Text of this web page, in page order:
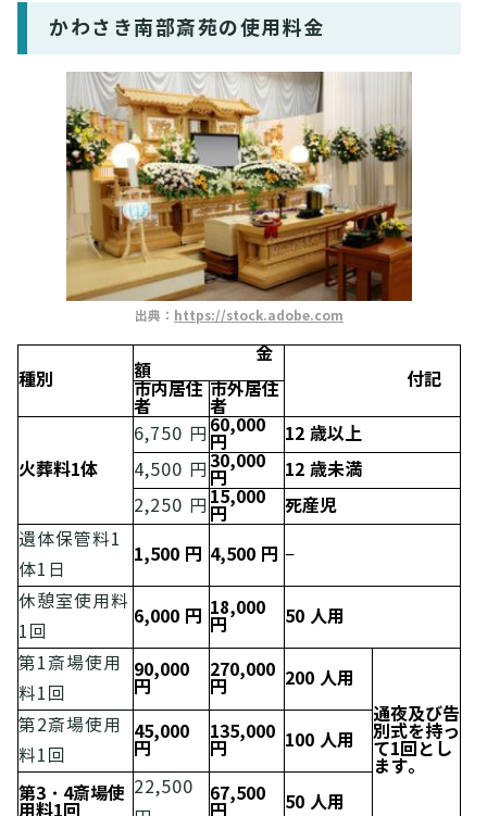
かわさき南部斎苑の使用料金
出典： https://stock.adobe.com
種別
金
額 付記
市内居住
者
市外居住
者
火葬料1体
6,750 円 60,000
円 12 歳以上
4,500 円 30,000
円 12 歳未満
2,250 円 15,000
円 死産児
遺体保管料1
体1日
1,500 円 4,500 円 −
休憩室使用料
1回
6,000 円 18,000
円 50 人用
第1斎場使用
料1回
90,000
円
270,000
円
200 人用
通夜及び告
別式を持っ
て1回とし
ます。
第2斎場使用
料1回
45,000
円
135,000
円 100 人用
第3・4斎場使
用料1回
22,500
67,500
円 50 人用